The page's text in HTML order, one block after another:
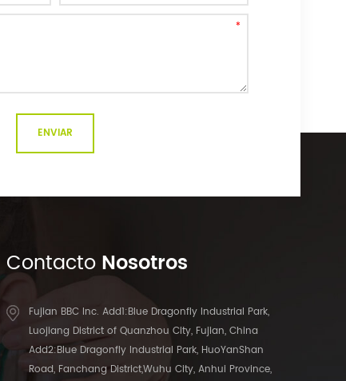
Contacto Nosotros
Fujian BBC Inc. Add1:Blue Dragonfly Industrial Park,
Luojiang District of Quanzhou City, Fujian, China
Add2:Blue Dragonfly Industrial Park, HuoYanShan
Road, Fanchang District,Wuhu City, Anhui Province,